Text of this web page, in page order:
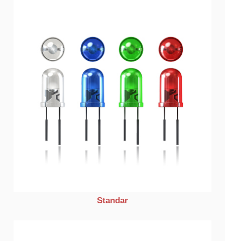
Standar